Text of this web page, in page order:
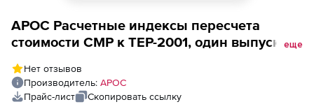
АРОС Расчетные индексы пересчета
стоимости СМР к ТЕР-2001, один выпуск
дубль
еще
Нет отзывов
Производитель: АРОС
Прайс-лист
Скопировать ссылку